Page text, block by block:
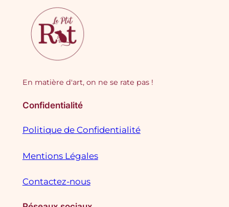
En matière d'art, on ne se rate pas !
Confidentialité
Politique de Confidentialité
Mentions Légales
Contactez-nous